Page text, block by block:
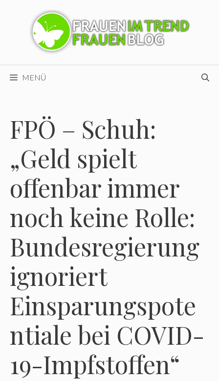
MENÜ
FPÖ – Schuh:
„Geld spielt
offenbar immer
noch keine Rolle:
Bundesregierung
ignoriert
Einsparungspote
ntiale bei COVID-
19-Impfstoffen“